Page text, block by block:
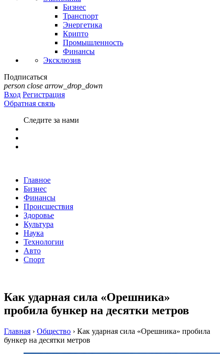
Бизнес
Транспорт
Энергетика
Крипто
Промышленность
Финансы
Эксклюзив
Подписаться
person close arrow_drop_down
Вход Регистрация
Обратная связь
Следите за нами
Главное
Бизнес
Финансы
Происшествия
Здоровье
Культура
Наука
Технологии
Авто
Спорт
Как ударная сила «Орешника»
пробила бункер на десятки метров
Главная › Общество › Как ударная сила «Орешника» пробила
бункер на десятки метров